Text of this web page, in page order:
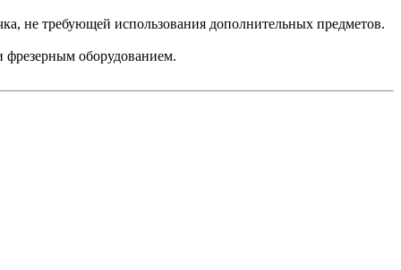
не требующей использования дополнительных предметов.
фрезерным оборудованием.